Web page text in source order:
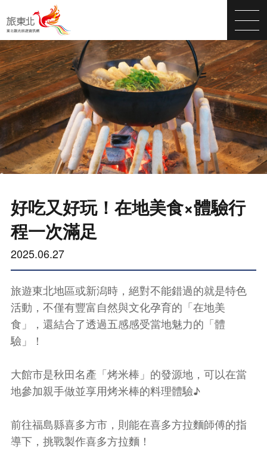
好吃又好玩！在地美食×體驗行
程一次滿足
2025.06.27
旅遊東北地區或新潟時，絕對不能錯過的就是特色
活動，不僅有豐富自然與文化孕育的「在地美
食」，還結合了透過五感感受當地魅力的「體
驗」！
大館市是秋田名產「烤米棒」的發源地，可以在當
地參加親手做並享用烤米棒的料理體驗♪
前往福島縣喜多方市，則能在喜多方拉麵師傅的指
導下，挑戰製作喜多方拉麵！